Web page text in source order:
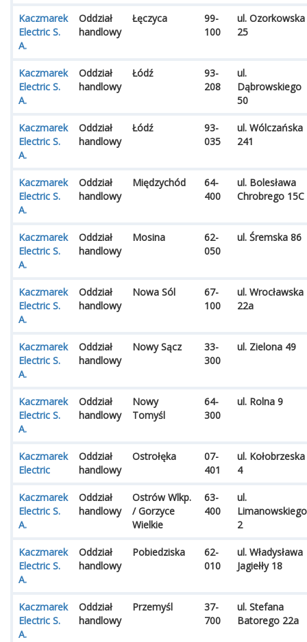
Kaczmarek
Electric S.
A.
Oddział
handlowy
Łęczyca
99-
100
ul. Ozorkowska
25
Kaczmarek
Electric S.
A.
Oddział
handlowy
Łódź
93-
208
ul.
Dąbrowskiego
50
Kaczmarek
Electric S.
A.
Oddział
handlowy
Łódź
93-
035
ul. Wólczańska
241
Kaczmarek
Electric S.
A.
Oddział
handlowy
Międzychód
64-
400
ul. Bolesława
Chrobrego 15C
Kaczmarek
Electric S.
A.
Oddział
handlowy
Mosina
62-
050
ul. Śremska 86
Kaczmarek
Electric S.
A.
Oddział
handlowy
Nowa Sól
67-
100
ul. Wrocławska
22a
Kaczmarek
Electric S.
A.
Oddział
handlowy
Nowy Sącz
33-
300
ul. Zielona 49
Kaczmarek
Electric S.
A.
Oddział
handlowy
Nowy
Tomyśl
64-
300
ul. Rolna 9
Kaczmarek
Electric
Oddział
handlowy
Ostrołęka
07-
401
ul. Kołobrzeska
4
Kaczmarek
Electric S.
A.
Oddział
handlowy
Ostrów Wlkp.
/ Gorzyce
Wielkie
63-
400
ul.
Limanowskiego
2
Kaczmarek
Electric S.
A.
Oddział
handlowy
Pobiedziska
62-
010
ul. Władysława
Jagiełły 18
Kaczmarek
Electric S.
A.
Oddział
handlowy
Przemyśl
37-
700
ul. Stefana
Batorego 22a